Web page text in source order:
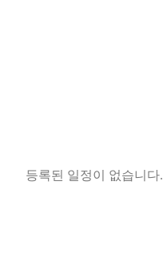
등록된 일정이 없습니다.